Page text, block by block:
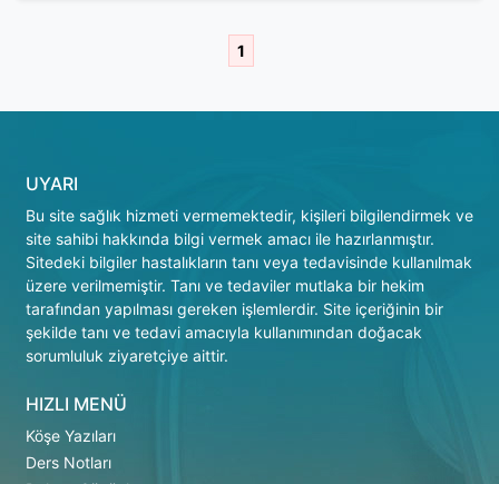
1
UYARI
Bu site sağlık hizmeti vermemektedir, kişileri bilgilendirmek ve
site sahibi hakkında bilgi vermek amacı ile hazırlanmıştır.
Sitedeki bilgiler hastalıkların tanı veya tedavisinde kullanılmak
üzere verilmemiştir. Tanı ve tedaviler mutlaka bir hekim
tarafından yapılması gereken işlemlerdir. Site içeriğinin bir
şekilde tanı ve tedavi amacıyla kullanımından doğacak
sorumluluk ziyaretçiye aittir.
HIZLI MENÜ
Köşe Yazıları
Ders Notları